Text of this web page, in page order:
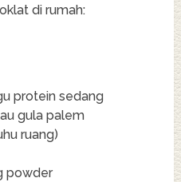
di rumah:
protein sedang
gula palem
ruang)
powder